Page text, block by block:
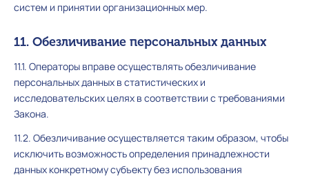
систем и принятии организационных мер.
11. Обезличивание персональных данных
11.1. Операторы вправе осуществлять обезличивание
персональных данных в статистических и
исследовательских целях в соответствии с требованиями
Закона.
11.2. Обезличивание осуществляется таким образом, чтобы
исключить возможность определения принадлежности
данных конкретному субъекту без использования